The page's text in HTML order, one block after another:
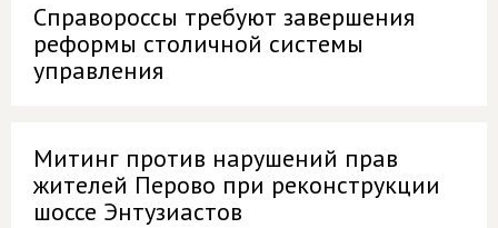
Справороссы требуют завершения
реформы столичной системы
управления
Митинг против нарушений прав
жителей Перово при реконструкции
шоссе Энтузиастов